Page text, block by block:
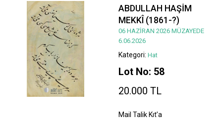
ABDULLAH HAŞİM
MEKKÎ (1861-?)
06 HAZİRAN 2026 MÜZAYEDE
6.06.2026
Kategori: Hat
Lot No: 58
20.000 TL
Mail Talik Kıt’a